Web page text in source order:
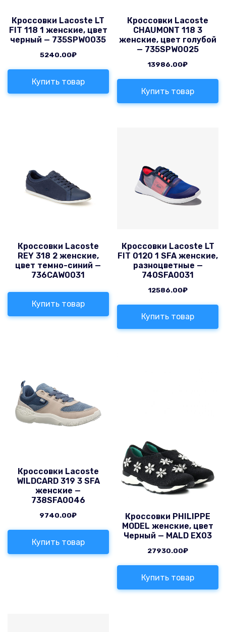
Кроссовки Lacoste LT
FIT 118 1 женские, цвет
черный — 735SPW0035
5240.00₽
Купить товар
Кроссовки Lacoste
CHAUMONT 118 3
женские, цвет голубой
— 735SPW0025
13986.00₽
Купить товар
Кроссовки Lacoste
REY 318 2 женские,
цвет темно-синий —
736CAW0031
Купить товар
Кроссовки Lacoste LT
FIT 0120 1 SFA женские,
разноцветные —
740SFA0031
12586.00₽
Купить товар
Кроссовки Lacoste
WILDCARD 319 3 SFA
женские —
738SFA0046
9740.00₽
Купить товар
Кроссовки PHILIPPE
MODEL женские, цвет
Черный — MALD EX03
27930.00₽
Купить товар